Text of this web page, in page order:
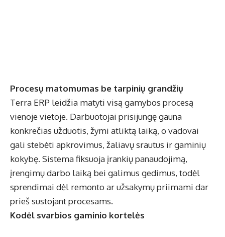
Procesų matomumas be tarpinių grandžių
Terra ERP leidžia matyti visą gamybos procesą
vienoje vietoje. Darbuotojai prisijungę gauna
konkrečias užduotis, žymi atliktą laiką, o vadovai
gali stebėti apkrovimus, žaliavų srautus ir gaminių
kokybę. Sistema fiksuoja įrankių panaudojimą,
įrengimų darbo laiką bei galimus gedimus, todėl
sprendimai dėl remonto ar užsakymų priimami dar
prieš sustojant procesams.
Kodėl svarbios gaminio kortelės